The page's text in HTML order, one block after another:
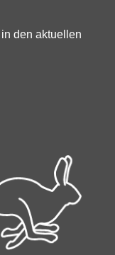
den aktuellen